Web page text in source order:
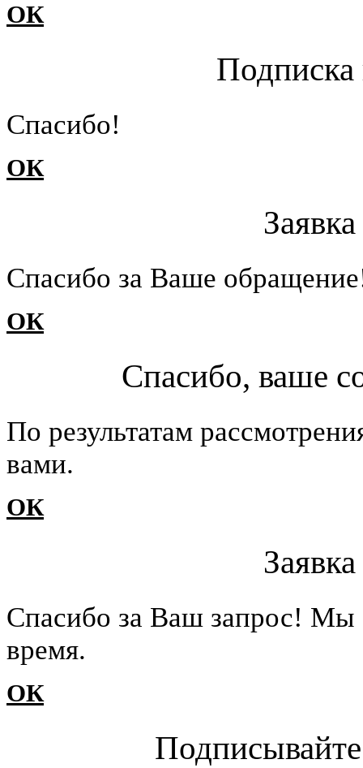
ОК
Подписка
Cпасибо!
ОК
Cпасибо за Ваше
ОК
Спасибо, ваше
По результатам
вами.
ОК
Cпасибо за Ваш запрос!
время.
ОК